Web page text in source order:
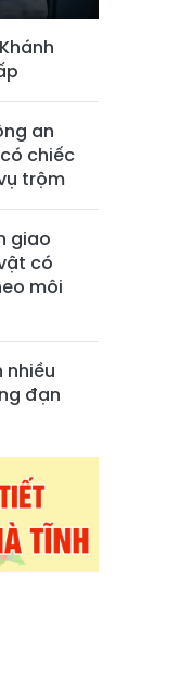
an
chiếc
trộm
giao
có
môi
nhiều
đạn